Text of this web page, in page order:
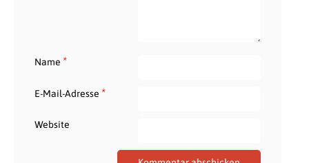
Name *
E-Mail-Adresse *
Website